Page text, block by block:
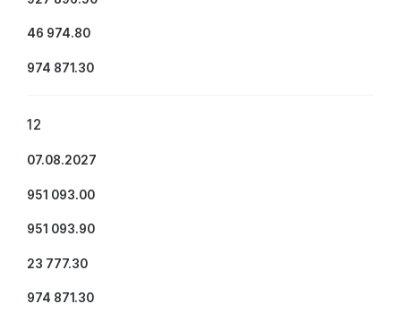
46 974.80
974 871.30
12
07.08.2027
951 093.00
951 093.90
23 777.30
974 871.30